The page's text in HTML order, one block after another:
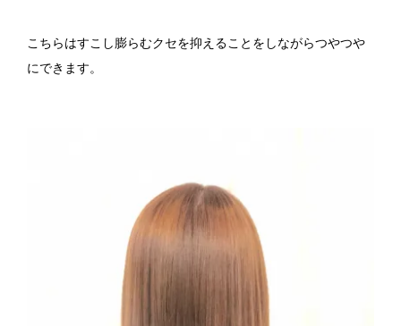
こちらはすこし膨らむクセを抑えることをしながらつやつや
にできます。